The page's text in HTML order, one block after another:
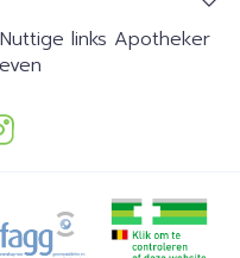
Nuttige links Apotheker